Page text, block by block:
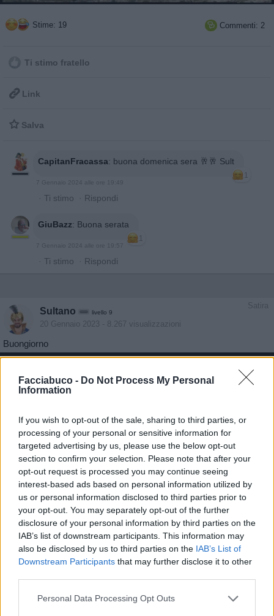
Facciabuco - Do Not Process My Personal
Information
If you wish to opt-out of the sale, sharing to third parties, or
processing of your personal or sensitive information for
targeted advertising by us, please use the below opt-out
section to confirm your selection. Please note that after your
opt-out request is processed you may continue seeing
interest-based ads based on personal information utilized by
us or personal information disclosed to third parties prior to
your opt-out. You may separately opt-out of the further
disclosure of your personal information by third parties on the
IAB’s list of downstream participants. This information may
also be disclosed by us to third parties on the IAB’s List of
Downstream Participants that may further disclose it to other
Personal Data Processing Opt Outs
Stime: 19  Commenti: 2
Ti stimo fratello
 Link
 Salva
CapitanFracassa: buona domenica sera 🥂🥂 Sult
1
7 Gennaio 2024 alle ore 19:49
· Ti stimo · Rispondi
GiuBazz: Buona serata
1
7 Gennaio 2024 alle ore 19:57
· Ti stimo · Rispondi
Satira
Sultano livello 9
20 Gennaio 2023 - 8.267 visualizzazioni
Buongiorno